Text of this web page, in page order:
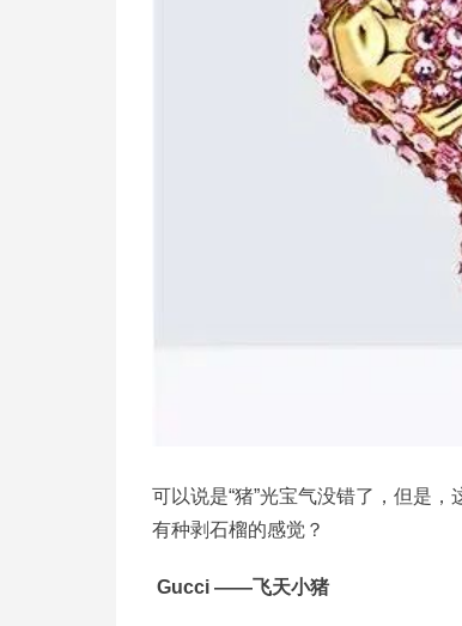
可以说是“猪”光宝气没错了，但是
有种剥石榴的感觉？
Gucci ——飞天小猪